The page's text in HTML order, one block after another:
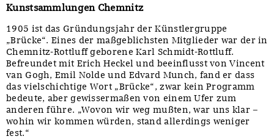
Kunstsammlungen Chemnitz
1905 ist das Gründungsjahr der Künstlergruppe
„Brücke“. Eines der maßgeblichsten Mitglieder war der in
Chemnitz-Rottluff geborene Karl Schmidt-Rottluff.
Befreundet mit Erich Heckel und beeinflusst von Vincent
van Gogh, Emil Nolde und Edvard Munch, fand er dass
das vielschichtige Wort „Brücke“, zwar kein Programm
bedeute, aber gewissermaßen von einem Ufer zum
anderen führe. „Wovon wir weg mußten, war uns klar –
wohin wir kommen würden, stand allerdings weniger
fest.“